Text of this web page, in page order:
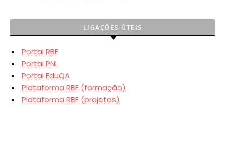
LIGAÇÕES ÚTEIS
Portal RBE
Portal PNL
Portal EduQA
Plataforma RBE (formação)
Plataforma RBE (projetos)